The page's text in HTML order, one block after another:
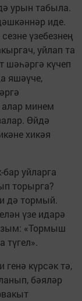
урын табыла.
иде.
үзебезнең
уйлап та
күчеп
яшәүче,
минем
Өйдә
хикәя
уйларга
торырга?
дә тормый.
үзе идарә
«Тормыш
түгел».
күрсәк тә,
бәяләр